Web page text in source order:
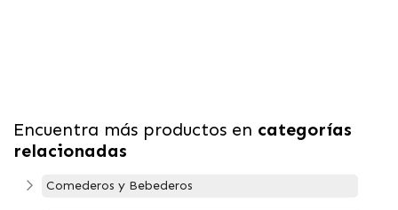
Encuentra más productos en categorías
relacionadas
Comederos y Bebederos